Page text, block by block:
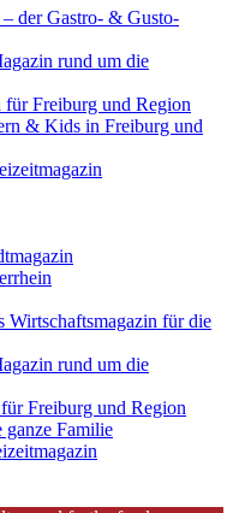
der Gastro- & Gusto-
rund um die
für Freiburg und Region
& Kids in Freiburg und
Wirtschaftsmagazin für die
rund um die
Freiburg und Region
ganze Familie